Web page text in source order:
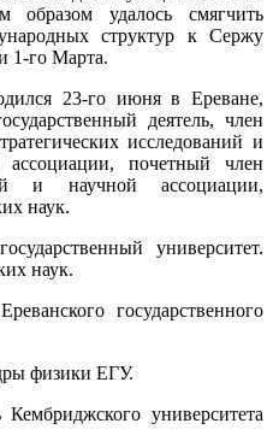
образом удалось смягчить
структур к Сержу
1-го Марта.
23-го июня в Ереване,
деятель, член
исследований и
ассоциации, почетный член
и научной ассоциации,
наук.
университет.
наук.
государственного
физики ЕГУ.
университета